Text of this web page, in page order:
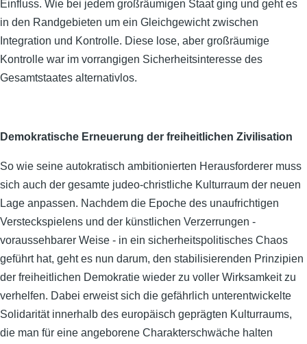
Einfluss. Wie bei jedem großräumigen Staat ging und geht es
in den Randgebieten um ein Gleichgewicht zwischen
Integration und Kontrolle. Diese lose, aber großräumige
Kontrolle war im vorrangigen Sicherheitsinteresse des
Gesamtstaates alternativlos.
Demokratische Erneuerung der freiheitlichen Zivilisation
So wie seine autokratisch ambitionierten Herausforderer muss
sich auch der gesamte judeo-christliche Kulturraum der neuen
Lage anpassen. Nachdem die Epoche des unaufrichtigen
Versteckspielens und der künstlichen Verzerrungen -
voraussehbarer Weise - in ein sicherheitspolitisches Chaos
geführt hat, geht es nun darum, den stabilisierenden Prinzipien
der freiheitlichen Demokratie wieder zu voller Wirksamkeit zu
verhelfen. Dabei erweist sich die gefährlich unterentwickelte
Solidarität innerhalb des europäisch geprägten Kulturraums,
die man für eine angeborene Charakterschwäche halten